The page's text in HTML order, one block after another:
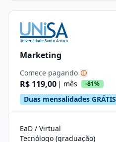
Marketing
Comece pagando
R$ 119,00 | mês -81%
Duas mensalidades GRÁTIS
EaD / Virtual
Tecnólogo (graduação)